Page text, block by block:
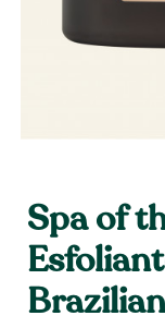
Spa of